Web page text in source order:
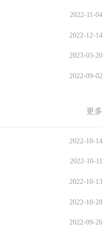
2022-11-04
2022-12-14
2023-03-20
2022-09-02
更多
2022-10-14
2022-10-11
2022-10-13
2022-10-28
2022-09-26